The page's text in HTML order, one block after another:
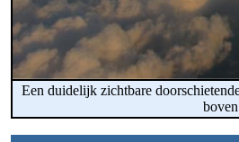
Een duidelijk zichtbare